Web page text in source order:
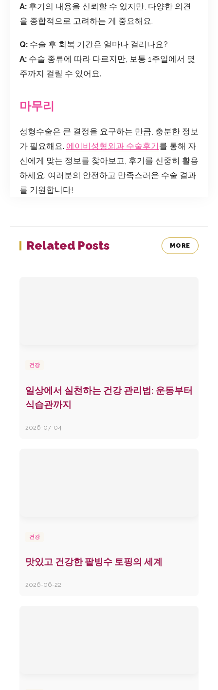
A: 후기의 내용을 신뢰할 수 있지만, 다양한 의견
을 종합적으로 고려하는 게 중요해요.
Q: 수술 후 회복 기간은 얼마나 걸리나요?
A: 수술 종류에 따라 다르지만, 보통 1주일에서 몇
주까지 걸릴 수 있어요.
마무리
성형수술은 큰 결정을 요구하는 만큼, 충분한 정보
가 필요해요. 에이비성형외과 수술후기 를 통해 자
신에게 맞는 정보를 찾아보고, 후기를 신중히 활용
하세요. 여러분의 안전하고 만족스러운 수술 결과
를 기원합니다!
Related Posts MORE
건강
일상에서 실천하는 건강 관리법: 운동부터
식습관까지
2026-07-04
건강
맛있고 건강한 팥빙수 토핑의 세계
2026-06-22